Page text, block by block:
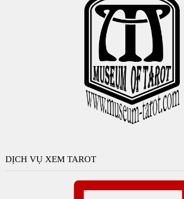
DỊCH VỤ XEM TAROT